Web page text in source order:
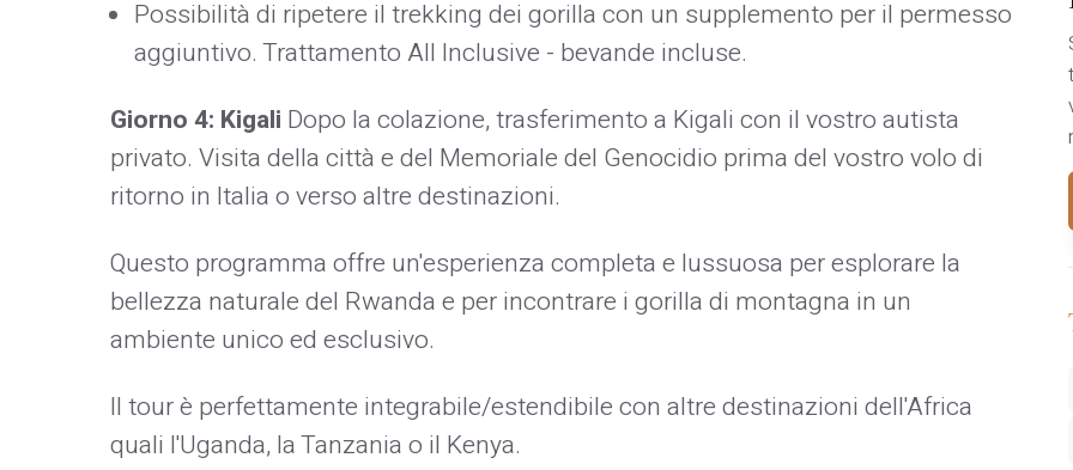
Possibilità di ripetere il trekking dei gorilla con un supplemento per il permesso
aggiuntivo. Trattamento All Inclusive - bevande incluse.
Giorno 4: Kigali Dopo la colazione, trasferimento a Kigali con il vostro autista
privato. Visita della città e del Memoriale del Genocidio prima del vostro volo di
ritorno in Italia o verso altre destinazioni.
Questo programma offre un'esperienza completa e lussuosa per esplorare la
bellezza naturale del Rwanda e per incontrare i gorilla di montagna in un
ambiente unico ed esclusivo.
Il tour è perfettamente integrabile/estendibile con altre destinazioni dell'Africa
quali l'Uganda, la Tanzania o il Kenya.